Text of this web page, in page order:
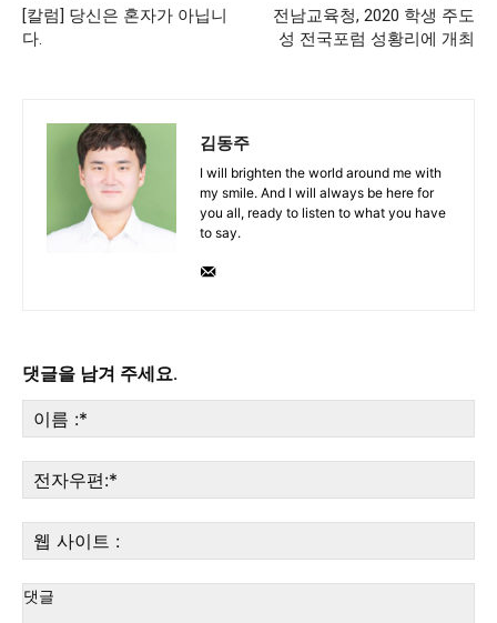
[칼럼] 당신은 혼자가 아닙니
다.
전남교육청, 2020 학생 주도
성 전국포럼 성황리에 개최
김동주
I will brighten the world around me with
my smile. And I will always be here for
you all, ready to listen to what you have
to say.
댓글을 남겨 주세요.
름
:*
자
우
사
이